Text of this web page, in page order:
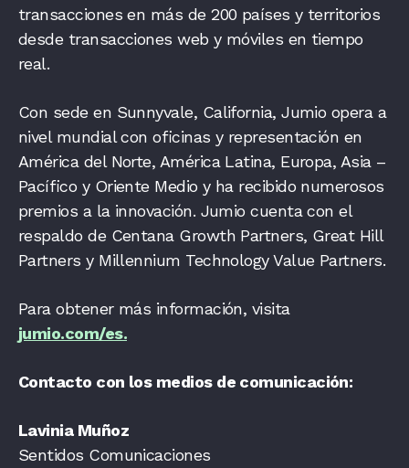
transacciones en más de 200 países y territorios
desde transacciones web y móviles en tiempo
real.
Con sede en Sunnyvale, California, Jumio opera a
nivel mundial con oficinas y representación en
América del Norte, América Latina, Europa, Asia –
Pacífico y Oriente Medio y ha recibido numerosos
premios a la innovación. Jumio cuenta con el
respaldo de Centana Growth Partners, Great Hill
Partners y Millennium Technology Value Partners.
Para obtener más información, visita
jumio.com/es.
Contacto con los medios de comunicación:
Lavinia Muñoz
Sentidos Comunicaciones